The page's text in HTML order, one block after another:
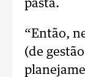
pasta.
“Então,
(de